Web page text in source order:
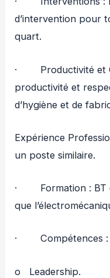
d’intervention pour
quart.
· Productivité et
productivité et
d’hygiène et de
Expérience
un poste similaire.
· Formation : BT
que
· Compétences :
o Leadership.